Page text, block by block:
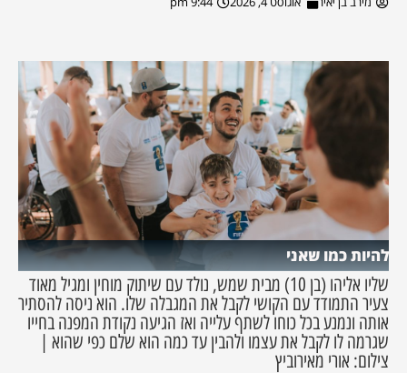
להיות כמו שאני
שליו אליהו (בן 10) מבית שמש, נולד עם שיתוק מוחין ומגיל מאוד
צעיר התמודד עם הקושי לקבל את המגבלה שלו. הוא ניסה להסתיר
אותה ונמנע בכל כוחו לשתף עלייה ואז הגיעה נקודת המפנה בחייו
שגרמה לו לקבל את עצמו ולהבין עד כמה הוא שלם כפי שהוא |
צילום: אורי מאירוביץ